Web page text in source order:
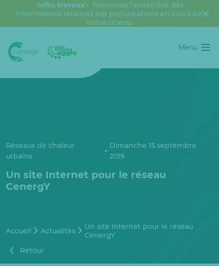
Infos travaux : Retrouvez l’ensemble des
informations relatives aux perturbations en cours sur
notre réseau
Menu
Réseaux de chaleur
urbains
Dimanche 15 septembre
2019
Un site Internet pour le réseau
CenergY
Accueil Actualités
Un site Internet pour le réseau
CenergY
Retour